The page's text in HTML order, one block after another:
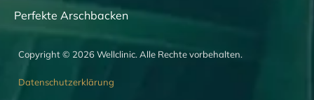
Perfekte Arschbacken
Copyright © 2026 Wellclinic. Alle Rechte vorbehalten.
Datenschutzerklärung